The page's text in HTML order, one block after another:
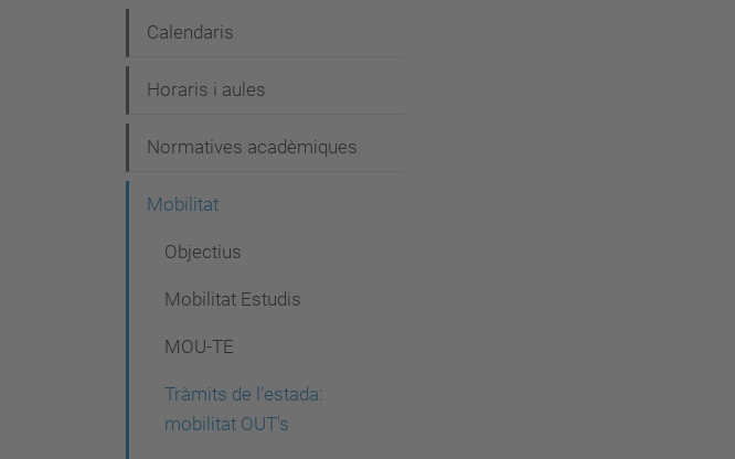
Calendaris
Horaris i aules
Normatives acadèmiques
Mobilitat
Objectius
Mobilitat Estudis
MOU-TE
Tràmits de l'estada:
mobilitat OUT's